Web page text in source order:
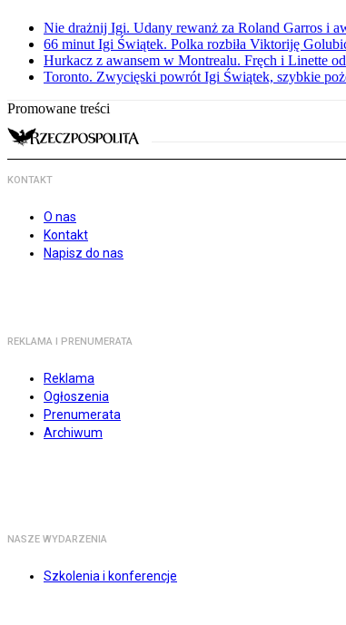
Nie drażnij Igi. Udany rewanż za Roland Garros i
66 minut Igi Świątek. Polka rozbiła Viktoriję
Hurkacz z awansem w Montrealu. Fręch i Linette
Toronto. Zwycięski powrót Igi Świątek, szybkie
Promowane treści
KONTAKT
O nas
Kontakt
Napisz do nas
REKLAMA I PRENUMERATA
Reklama
Ogłoszenia
Prenumerata
Archiwum
NASZE WYDARZENIA
Szkolenia i konferencje